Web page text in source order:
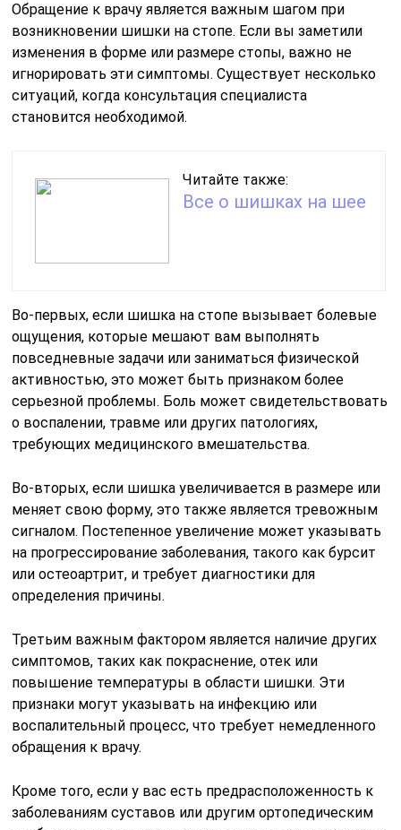
Обращение к врачу является важным шагом при
возникновении шишки на стопе. Если вы заметили
изменения в форме или размере стопы, важно не
игнорировать эти симптомы. Существует несколько
ситуаций, когда консультация специалиста
становится необходимой.
Читайте также:
Все о шишках на шее
Во-первых, если шишка на стопе вызывает болевые
ощущения, которые мешают вам выполнять
повседневные задачи или заниматься физической
активностью, это может быть признаком более
серьезной проблемы. Боль может свидетельствовать
о воспалении, травме или других патологиях,
требующих медицинского вмешательства.
Во-вторых, если шишка увеличивается в размере или
меняет свою форму, это также является тревожным
сигналом. Постепенное увеличение может указывать
на прогрессирование заболевания, такого как бурсит
или остеоартрит, и требует диагностики для
определения причины.
Третьим важным фактором является наличие других
симптомов, таких как покраснение, отек или
повышение температуры в области шишки. Эти
признаки могут указывать на инфекцию или
воспалительный процесс, что требует немедленного
обращения к врачу.
Кроме того, если у вас есть предрасположенность к
заболеваниям суставов или другим ортопедическим